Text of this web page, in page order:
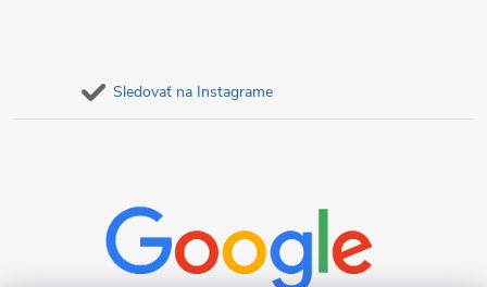
Sledovať na Instagrame